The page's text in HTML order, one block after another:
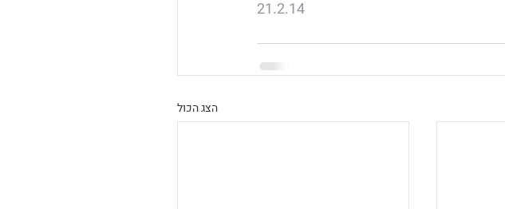
21.2.14
הצג הכול